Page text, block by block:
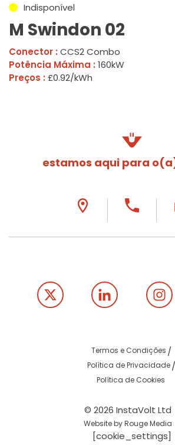
Indisponível
M Swindon 02
Conector : CCS2 Combo
Potência Máxima : 160kW
Preços : £0.92/kWh
estamos aqui para
© 2026 InstaVolt Ltd
Website by Rouge Media
[cookie_settings]
Termos e Condições
Política de Privacidade
Política de Cookies